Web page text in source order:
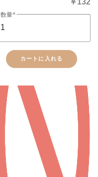
￥132
数量
カートに入れる